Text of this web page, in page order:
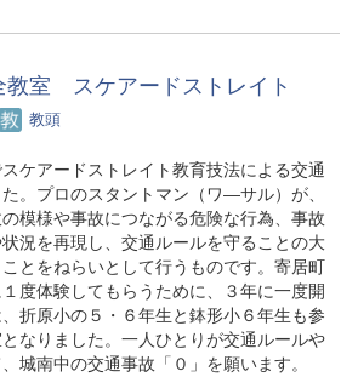
教室 スケアードストレイト
教頭
ケアードストレイト教育技法による交通
。プロのスタントマン（ワ―サル）が、
模様や事故につながる危険な行為、事故
況を再現し、交通ルールを守ることの大
とをねらいとして行うものです。寄居町
度体験してもらうために、３年に一度開
折原小の５・６年生と鉢形小６年生も参
なりました。一人ひとりが交通ルールや
城南中の交通事故「０」を願います。